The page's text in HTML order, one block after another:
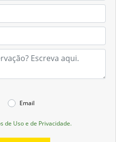
Email
de Uso e de Privacidade.